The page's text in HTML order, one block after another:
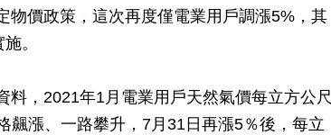
物價政策，這次再度僅電業用戶調漲5%，其
。
料，2021年1月電業用戶天然氣價每立方公尺
飆漲、一路攀升，7月31日再漲5％後，每立